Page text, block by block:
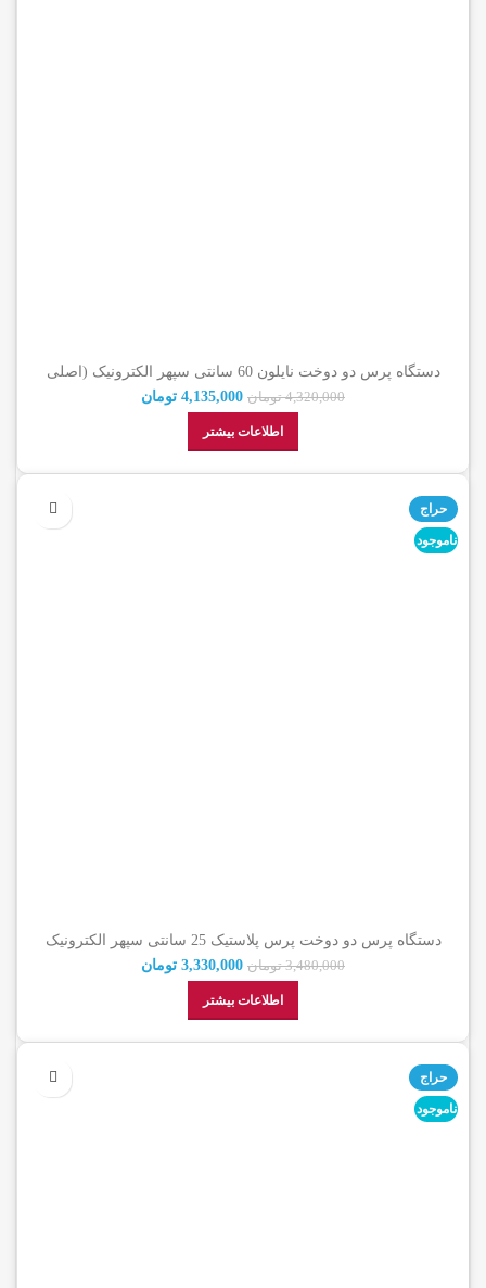
دستگاه پرس دو دوخت نایلون 60 سانتی سپهر الکترونیک (اصلی
شرکتی)
4,320,000 تومان 4,135,000 تومان
اطلاعات بیشتر
حراج
ناموجود
دستگاه پرس دو دوخت پرس پلاستیک 25 سانتی سپهر الکترونیک
(اصلی شرکتی)3,480,000 تومان 3,330,000 تومان
اطلاعات بیشتر
حراج
ناموجود